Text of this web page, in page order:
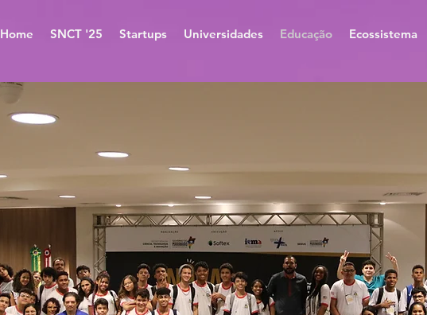
Home SNCT '25 Startups Universidades Educação Ecossistema